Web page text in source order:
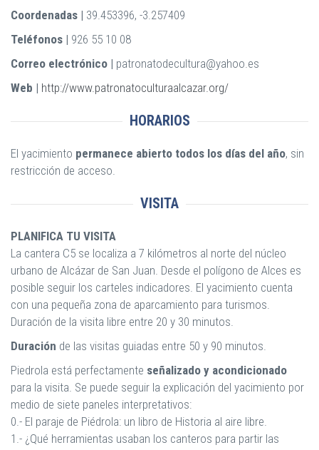
Coordenadas | 39.453396, -3.257409
Teléfonos | 926 55 10 08
Correo electrónico | patronatodecultura@yahoo.es
Web | http://www.patronatoculturaalcazar.org/
HORARIOS
El yacimiento permanece abierto todos los días del año, sin
restricción de acceso.
VISITA
PLANIFICA TU VISITA
La cantera C5 se localiza a 7 kilómetros al norte del núcleo
urbano de Alcázar de San Juan. Desde el polígono de Alces es
posible seguir los carteles indicadores. El yacimiento cuenta
con una pequeña zona de aparcamiento para turismos.
Duración de la visita libre entre 20 y 30 minutos.
Duración de las visitas guiadas entre 50 y 90 minutos.
Piedrola está perfectamente señalizado y acondicionado
para la visita. Se puede seguir la explicación del yacimiento por
medio de siete paneles interpretativos:
0.- El paraje de Piédrola: un libro de Historia al aire libre.
1.- ¿Qué herramientas usaban los canteros para partir las